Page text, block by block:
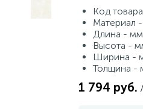
Код
Материал
Длина -
Высота -
Ширина -
Толщина -
1 794 руб.